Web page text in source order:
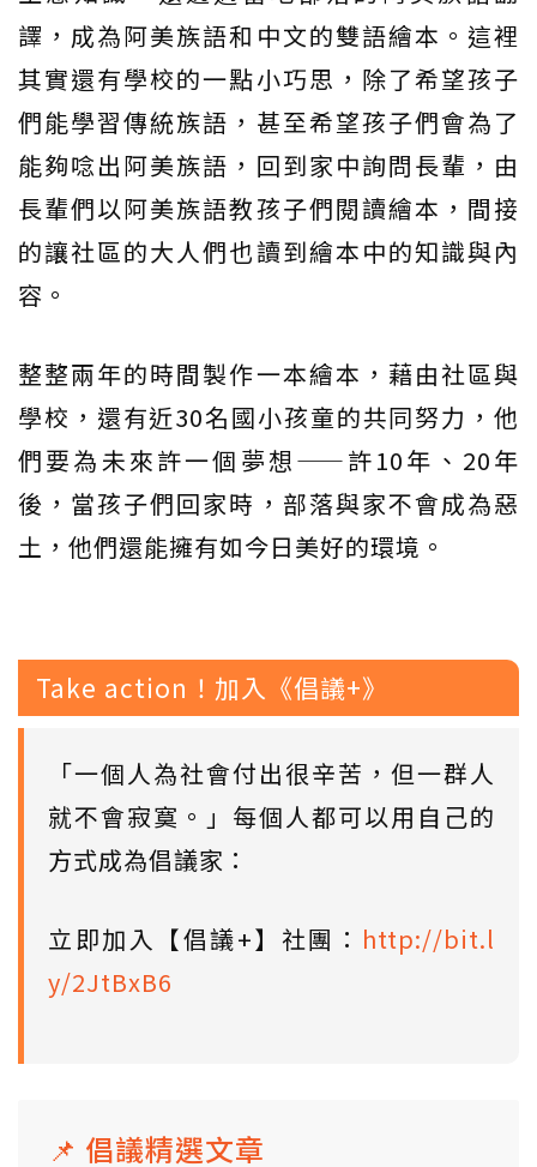
譯，成為阿美族語和中文的雙語繪本。這裡
其實還有學校的一點小巧思，除了希望孩子
們能學習傳統族語，甚至希望孩子們會為了
能夠唸出阿美族語，回到家中詢問長輩，由
長輩們以阿美族語教孩子們閱讀繪本，間接
的讓社區的大人們也讀到繪本中的知識與內
容。
整整兩年的時間製作一本繪本，藉由社區與
學校，還有近30名國小孩童的共同努力，他
們要為未來許一個夢想——許10年、20年
後，當孩子們回家時，部落與家不會成為惡
土，他們還能擁有如今日美好的環境。
Take action！加入《倡議+》
「一個人為社會付出很辛苦，但一群人
就不會寂寞。」每個人都可以用自己的
方式成為倡議家：
立即加入【倡議+】社團： http://bit.l
y/2JtBxB6
📌 倡議精選文章